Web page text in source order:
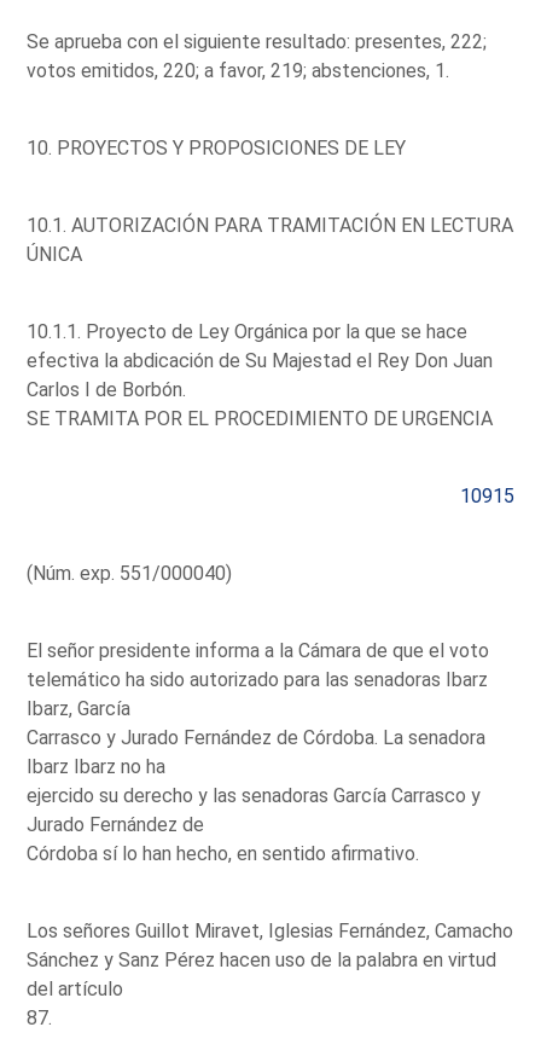
Se aprueba con el siguiente resultado: presentes, 222;
votos emitidos, 220; a favor, 219; abstenciones, 1.
10. PROYECTOS Y PROPOSICIONES DE LEY
10.1. AUTORIZACIÓN PARA TRAMITACIÓN EN LECTURA
ÚNICA
10.1.1. Proyecto de Ley Orgánica por la que se hace
efectiva la abdicación de Su Majestad el Rey Don Juan
Carlos I de Borbón.
SE TRAMITA POR EL PROCEDIMIENTO DE URGENCIA
10915
(Núm. exp. 551/000040)
El señor presidente informa a la Cámara de que el voto
telemático ha sido autorizado para las senadoras Ibarz
Ibarz, García
Carrasco y Jurado Fernández de Córdoba. La senadora
Ibarz Ibarz no ha
ejercido su derecho y las senadoras García Carrasco y
Jurado Fernández de
Córdoba sí lo han hecho, en sentido afirmativo.
Los señores Guillot Miravet, Iglesias Fernández, Camacho
Sánchez y Sanz Pérez hacen uso de la palabra en virtud
del artículo
87.